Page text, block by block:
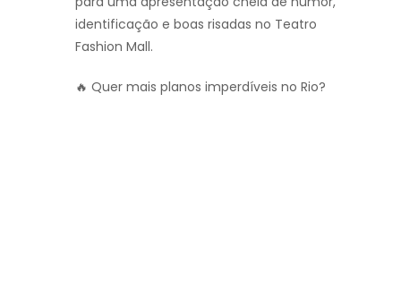
identificação e boas risadas no Teatro
Fashion Mall.
🔥 Quer mais planos imperdíveis no Rio?